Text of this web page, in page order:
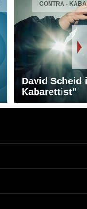
CONTRA -
David Scheid
Kabarettist"